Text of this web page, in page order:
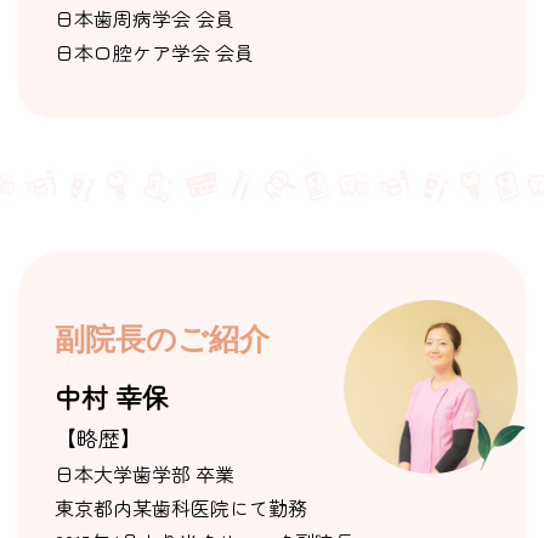
日本歯周病学会 会員
日本口腔ケア学会 会員
副院長のご紹介
中村 幸保
【略歴】
日本大学歯学部 卒業
東京都内某歯科医院にて勤務